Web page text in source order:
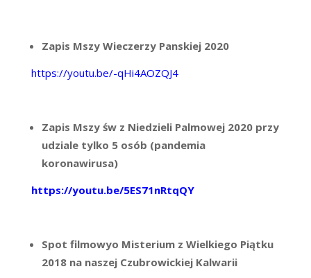
Zapis Mszy Wieczerzy Panskiej 2020
https://youtu.be/-qHi4AOZQJ4
Zapis Mszy św z Niedzieli Palmowej 2020 przy
udziale tylko 5 osób (pandemia
koronawirusa)
https://youtu.be/5ES71nRtqQY
Spot filmowyo Misterium z Wielkiego Piątku
2018 na naszej Czubrowickiej Kalwarii